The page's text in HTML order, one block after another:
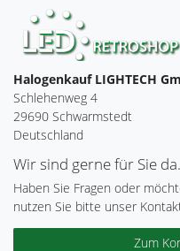
Halogenkauf LIGHTECH
Schlehenweg 4
29690 Schwarmstedt
Deutschland
Wir sind gerne für Sie da.
Haben Sie Fragen oder
nutzen Sie bitte unser
Zum